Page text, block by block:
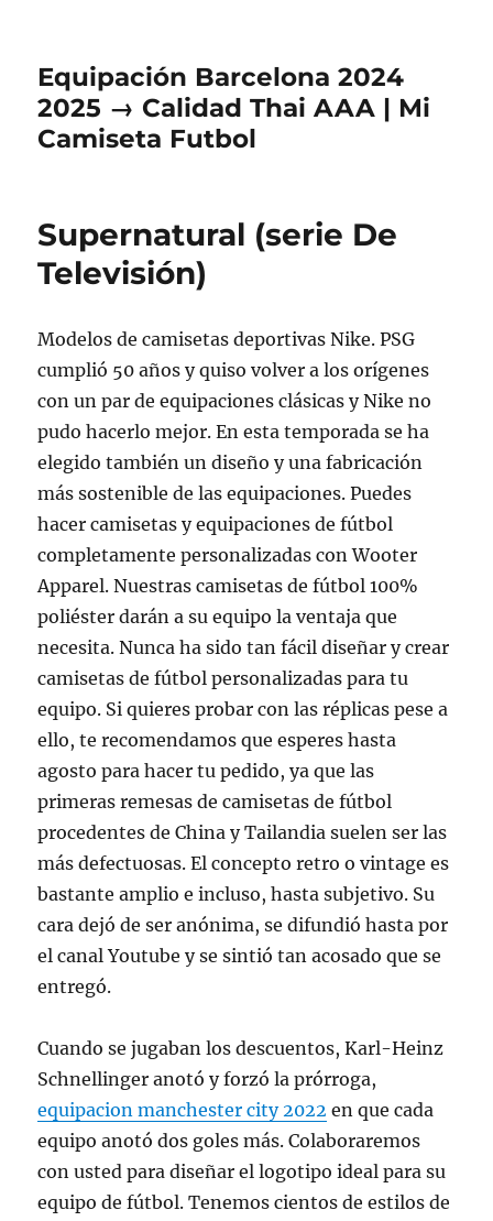
Equipación Barcelona 2024
2025 → Calidad Thai AAA | Mi
Camiseta Futbol
Supernatural (serie De
Televisión)
Modelos de camisetas deportivas Nike. PSG
cumplió 50 años y quiso volver a los orígenes
con un par de equipaciones clásicas y Nike no
pudo hacerlo mejor. En esta temporada se ha
elegido también un diseño y una fabricación
más sostenible de las equipaciones. Puedes
hacer camisetas y equipaciones de fútbol
completamente personalizadas con Wooter
Apparel. Nuestras camisetas de fútbol 100%
poliéster darán a su equipo la ventaja que
necesita. Nunca ha sido tan fácil diseñar y crear
camisetas de fútbol personalizadas para tu
equipo. Si quieres probar con las réplicas pese a
ello, te recomendamos que esperes hasta
agosto para hacer tu pedido, ya que las
primeras remesas de camisetas de fútbol
procedentes de China y Tailandia suelen ser las
más defectuosas. El concepto retro o vintage es
bastante amplio e incluso, hasta subjetivo. Su
cara dejó de ser anónima, se difundió hasta por
el canal Youtube y se sintió tan acosado que se
entregó.
Cuando se jugaban los descuentos, Karl-Heinz
Schnellinger anotó y forzó la prórroga,
equipacion manchester city 2022 en que cada
equipo anotó dos goles más. Colaboraremos
con usted para diseñar el logotipo ideal para su
equipo de fútbol. Tenemos cientos de estilos de